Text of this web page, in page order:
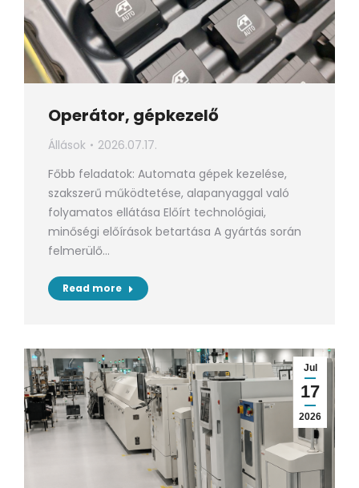
Operátor, gépkezelő
Állások
2026.07.17.
Főbb feladatok: Automata gépek kezelése,
szakszerű működtetése, alapanyaggal való
folyamatos ellátása Előírt technológiai,
minőségi előírások betartása A gyártás során
felmerülő…
Read more
Jul
17
2026